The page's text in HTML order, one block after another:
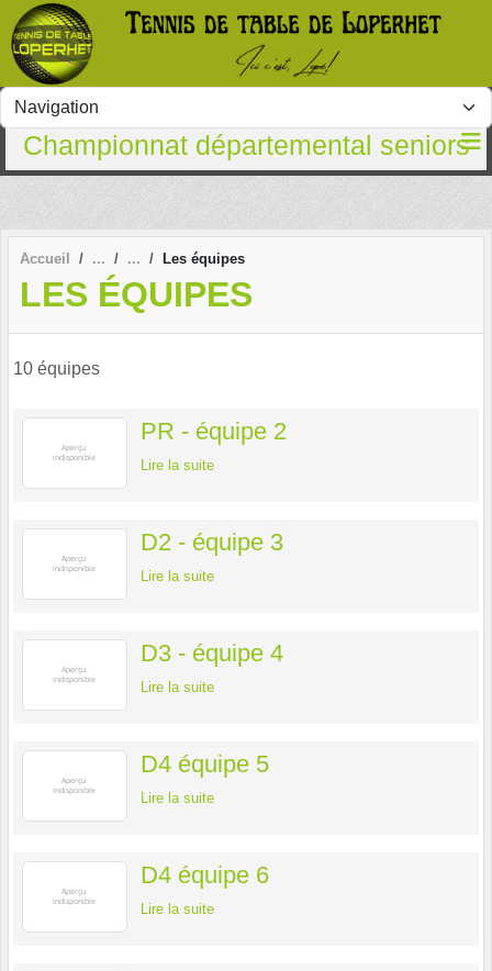
Championnat départemental seniors
Accueil Les équipes
LES ÉQUIPES
10 équipes
PR - équipe 2
Lire la suite
D2 - équipe 3
Lire la suite
D3 - équipe 4
Lire la suite
D4 équipe 5
Lire la suite
D4 équipe 6
Lire la suite
Panneau de gestion des cookies